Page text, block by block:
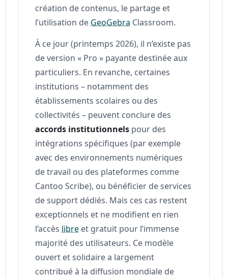
création de contenus, le partage et
l’utilisation de GeoGebra Classroom.
À ce jour (printemps 2026), il n’existe pas
de version « Pro » payante destinée aux
particuliers. En revanche, certaines
institutions – notamment des
établissements scolaires ou des
collectivités – peuvent conclure des
accords institutionnels pour des
intégrations spécifiques (par exemple
avec des environnements numériques
de travail ou des plateformes comme
Cantoo Scribe), ou bénéficier de services
de support dédiés. Mais ces cas restent
exceptionnels et ne modifient en rien
l’accès libre et gratuit pour l’immense
majorité des utilisateurs. Ce modèle
ouvert et solidaire a largement
contribué à la diffusion mondiale de